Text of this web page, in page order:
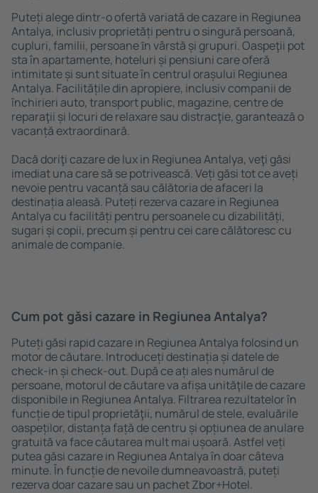
Puteți alege dintr-o ofertă variată de cazare in Regiunea
Antalya, inclusiv proprietăți pentru o singură persoană,
cupluri, familii, persoane ȋn vârstă și grupuri. Oaspeţii pot
sta în apartamente, hoteluri și pensiuni care oferă
intimitate și sunt situate în centrul orașului Regiunea
Antalya. Facilitățile din apropiere, inclusiv companii de
închirieri auto, transport public, magazine, centre de
reparaţii și locuri de relaxare sau distracţie, garantează o
vacanță extraordinară.
Dacă doriţi cazare de lux in Regiunea Antalya, veţi găsi
imediat una care să se potrivească. Veți găsi tot ce aveți
nevoie pentru vacanță sau călătoria de afaceri la
destinația aleasă. Puteți rezerva cazare in Regiunea
Antalya cu facilități pentru persoanele cu dizabilități,
sugari și copii, precum și pentru cei care călătoresc cu
animale de companie.
Cum pot găsi cazare in Regiunea Antalya?
Puteți găsi rapid cazare in Regiunea Antalya folosind un
motor de căutare. Introduceți destinația și datele de
check-in și check-out. După ce ați ales numărul de
persoane, motorul de căutare va afișa unităţile de cazare
disponibile in Regiunea Antalya. Filtrarea rezultatelor în
funcție de tipul proprietăţii, numărul de stele, evaluările
oaspeților, distanța față de centru și opțiunea de anulare
gratuită va face căutarea mult mai ușoară. Astfel veți
putea găsi cazare in Regiunea Antalya în doar câteva
minute. În funcție de nevoile dumneavoastră, puteți
rezerva doar cazare sau un pachet Zbor+Hotel.